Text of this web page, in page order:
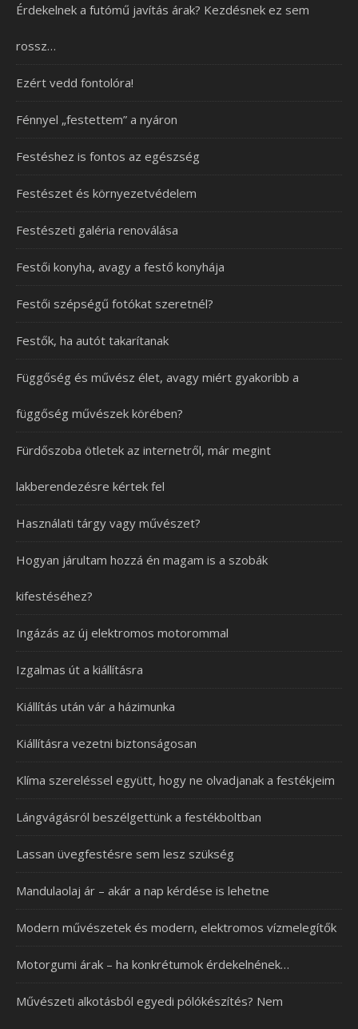
Érdekelnek a futómű javítás árak? Kezdésnek ez sem
rossz…
Ezért vedd fontolóra!
Fénnyel „festettem” a nyáron
Festéshez is fontos az egészség
Festészet és környezetvédelem
Festészeti galéria renoválása
Festői konyha, avagy a festő konyhája
Festői szépségű fotókat szeretnél?
Festők, ha autót takarítanak
Függőség és művész élet, avagy miért gyakoribb a
függőség művészek körében?
Fürdőszoba ötletek az internetről, már megint
lakberendezésre kértek fel
Használati tárgy vagy művészet?
Hogyan járultam hozzá én magam is a szobák
kifestéséhez?
Ingázás az új elektromos motorommal
Izgalmas út a kiállításra
Kiállítás után vár a házimunka
Kiállításra vezetni biztonságosan
Klíma szereléssel együtt, hogy ne olvadjanak a festékjeim
Lángvágásról beszélgettünk a festékboltban
Lassan üvegfestésre sem lesz szükség
Mandulaolaj ár – akár a nap kérdése is lehetne
Modern művészetek és modern, elektromos vízmelegítők
Motorgumi árak – ha konkrétumok érdekelnének…
Művészeti alkotásból egyedi pólókészítés? Nem